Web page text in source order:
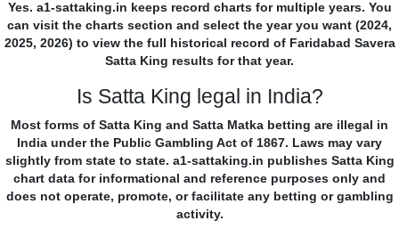
Yes. a1-sattaking.in keeps record charts for multiple years. You
can visit the charts section and select the year you want (2024,
2025, 2026) to view the full historical record of Faridabad Savera
Satta King results for that year.
Is Satta King legal in India?
Most forms of Satta King and Satta Matka betting are illegal in
India under the Public Gambling Act of 1867. Laws may vary
slightly from state to state. a1-sattaking.in publishes Satta King
chart data for informational and reference purposes only and
does not operate, promote, or facilitate any betting or gambling
activity.